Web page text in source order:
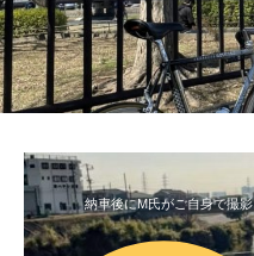
納車後にM氏がご自身で撮